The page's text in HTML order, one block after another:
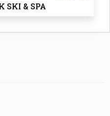
SKI & SPA